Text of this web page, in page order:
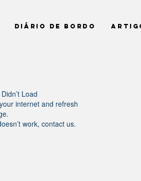
Diário de Bordo
Load
internet and refresh
work, contact us.